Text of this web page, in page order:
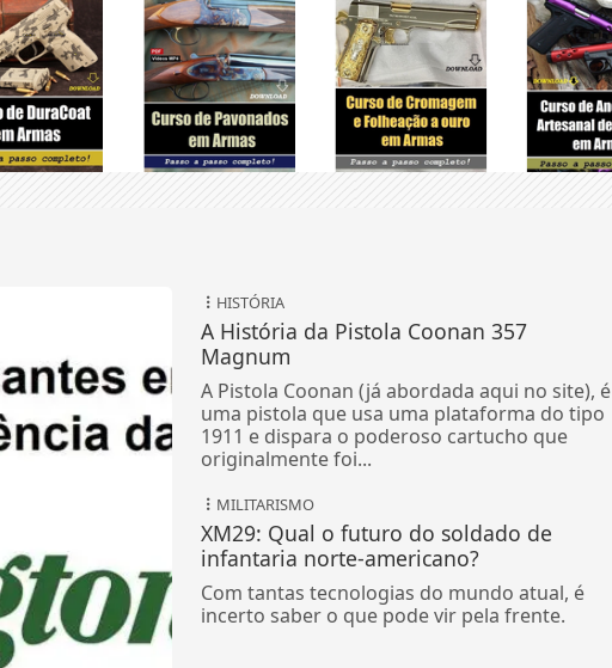
HISTÓRIA
A História da Pistola Coonan 357
Magnum
A Pistola Coonan (já abordada aqui no site), é
uma pistola que usa uma plataforma do tipo
1911 e dispara o poderoso cartucho que
originalmente foi...
MILITARISMO
XM29: Qual o futuro do soldado de
infantaria norte-americano?
Com tantas tecnologias do mundo atual, é
incerto saber o que pode vir pela frente.